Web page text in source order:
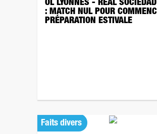
OL LYONNES - REAL
: MATCH NUL POUR
PRÉPARATION ESTIVALE
Faits divers